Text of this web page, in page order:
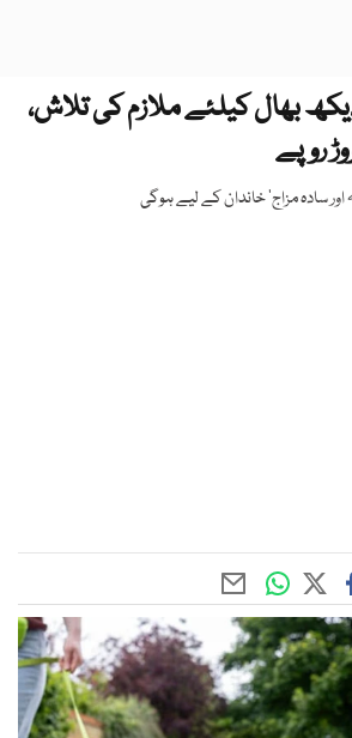
بھال کیلئے ملازم کی تلاش،
روپے
اور سادہ مزاج‘ خاندان کے لیے ہوگی